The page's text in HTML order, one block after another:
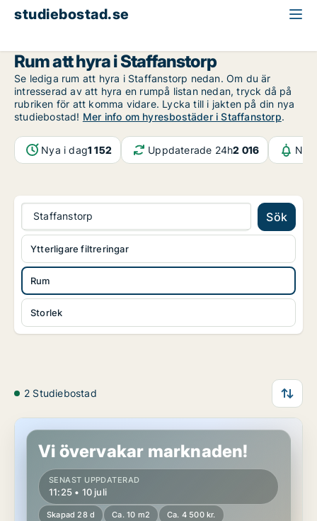
studiebostad.se
Rum att hyra i Staffanstorp
Se lediga rum att hyra i Staffanstorp nedan. Om du är
intresserad av att hyra en rumpå listan nedan, tryck då på
rubriken för att komma vidare. Lycka till i jakten på din nya
studiebostad! Mer info om hyresbostäder i Staffanstorp.
Nya i dag1 152 Uppdaterade 24h2 016
Staffanstorp Sök
Rum
Storlek
Ytterligare filtreringar
2 Studiebostad
Rum i Staffanstorp
Vi övervakar marknaden!
SENAST UPPDATERAD
11:25 • 10 juli
Skapad 28 d Ca. 10 m2 Ca. 4 500 kr.